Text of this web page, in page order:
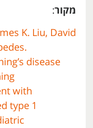
מקור:
K. Liu, David
disease
with
type 1